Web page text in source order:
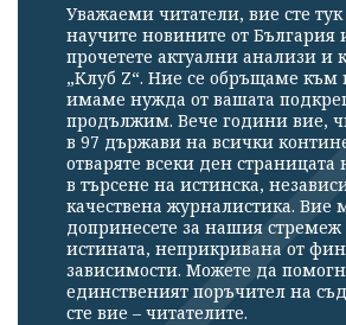
Уважаеми читатели, вие сте
научите новините от България
прочетете актуални анализи и
„Клуб Z“. Ние се обръщаме към
имаме нужда от вашата
продължим. Вече години вие,
в 97 държави на всички
отваряте всеки ден
в търсене на истинска,
качествена журналистика. Вие
допринесете за нашия
истината, неприкривана от
зависимости. Можете да
единственият поръчител на
сте вие – читателите.